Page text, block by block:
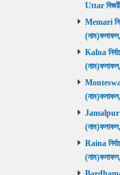
Uttar
Memari
Kalna
Monteswar
Jamalpur
Raina